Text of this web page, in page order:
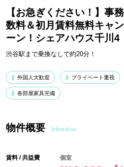
【お急ぎください！】事
数料＆初月賃料無料キャ
ーン！シェアハウス千川4
渋谷駅まで乗換なしで約20分！
外国人大歓迎 プライベート重視
各部屋家具完備
物件概要 Infomation
賃料 / 共益費 個室